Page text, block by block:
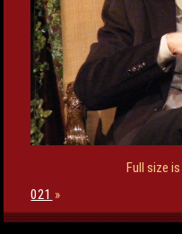
Full size is
021 »